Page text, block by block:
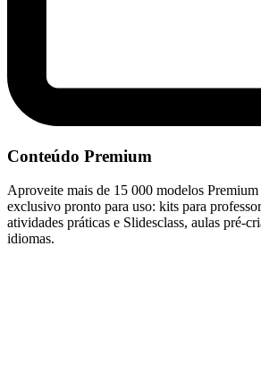
Conteúdo Premium
Aproveite mais de 15 000 modelos Premium
exclusivo pronto para uso: kits para
atividades práticas e Slidesclass, aulas pré-
idiomas.